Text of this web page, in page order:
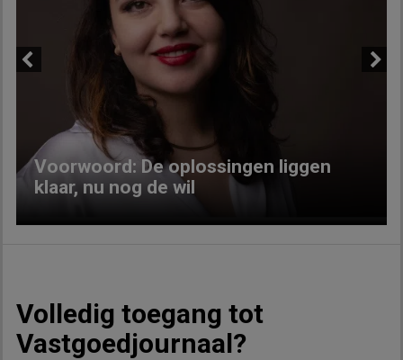
Voorwoord: De oplossingen liggen
klaar, nu nog de wil
Volledig toegang tot
Vastgoedjournaal?